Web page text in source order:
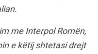
me Interpol Romën,
e këtij shtetasi drejt